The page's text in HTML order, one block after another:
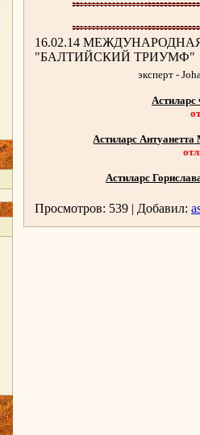
16.02.14
"БАЛТИЙСКИЙ ТРИУМФ"
эксперт -
Астиларс
Астиларс
Просмотров: 539 | Добавил: